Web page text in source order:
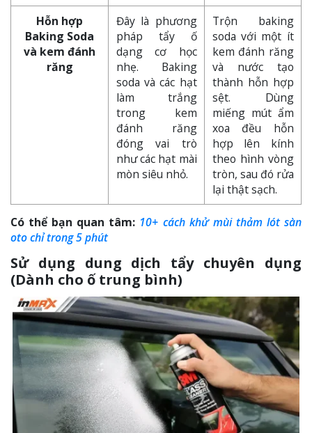
Hỗn hợp
Baking Soda
và kem đánh
răng
Đây là phương
pháp tẩy ố
dạng cơ học
nhẹ. Baking
soda và các hạt
làm trắng
trong kem
đánh răng
đóng vai trò
như các hạt mài
mòn siêu nhỏ.
Trộn baking
soda với một ít
kem đánh răng
và nước tạo
thành hỗn hợp
sệt. Dùng
miếng mút ẩm
xoa đều hỗn
hợp lên kính
theo hình vòng
tròn, sau đó rửa
lại thật sạch.
Có thể bạn quan tâm: 10+ cách khử mùi thảm lót sàn
oto chỉ trong 5 phút
Sử dụng dung dịch tẩy chuyên dụng
(Dành cho ố trung bình)